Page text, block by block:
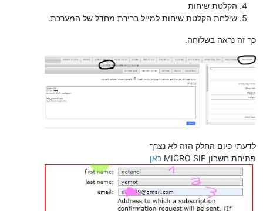
הקלטת שיחות
שילחת הקלטת שיחות למייל ברירת מחדל של המערכת.
כך זה נראה בשלוחה.
לדעתי כיום החלק הזה לא נצרך
פתיחת חשבון MICRO SIP
כאן